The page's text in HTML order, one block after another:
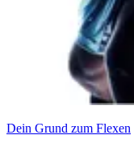
Dein Grund zum Flexen